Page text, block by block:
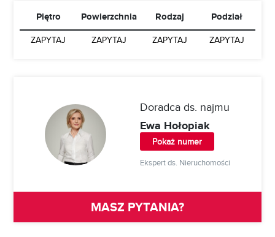
Piętro Powierzchnia Rodzaj Podział
ZAPYTAJ ZAPYTAJ ZAPYTAJ ZAPYTAJ
Doradca ds. najmu
Ewa Hołopiak
Pokaż numer
Ekspert ds. Nieruchomości
MASZ PYTANIA?